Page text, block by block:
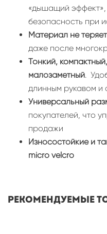
«дышащий эффект»,
безопасность при
Материал не
даже после
Тонкий,
малозаметный.
длинным рукавом и
Универсальный
покупателей, что
продажи
Износостойкие и
micro velcro
Рекомендуемые